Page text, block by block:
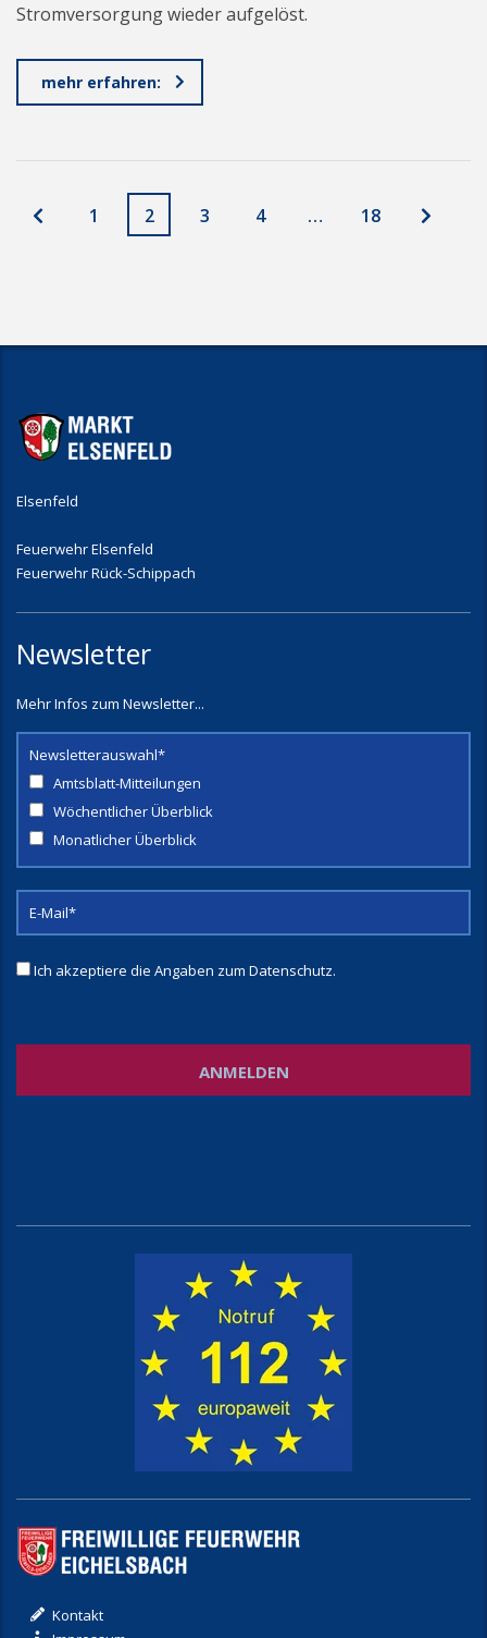
Stromversorgung wieder aufgelöst.
mehr erfahren:
1 2 3 4 … 18
Elsenfeld
Feuerwehr Elsenfeld
Feuerwehr Rück-Schippach
Newsletter
Mehr Infos zum Newsletter...
Newsletterauswahl*
Amtsblatt-Mitteilungen
Wöchentlicher Überblick
Monatlicher Überblick
Ich akzeptiere die Angaben zum Datenschutz.
Kontakt